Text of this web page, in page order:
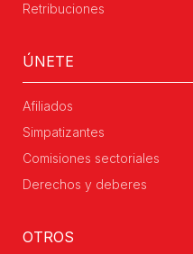
Retribuciones
ÚNETE
Afiliados
Simpatizantes
Comisiones sectoriales
Derechos y deberes
OTROS